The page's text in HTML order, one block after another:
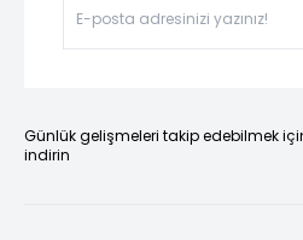
Günlük gelişmeleri takip edebilmek
indirin